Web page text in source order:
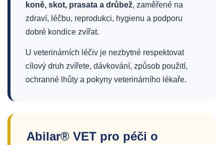
koně, skot, prasata a drůbež, zaměřené na
zdraví, léčbu, reprodukci, hygienu a podporu
dobré kondice zvířat.
U veterinárních léčiv je nezbytné respektovat
cílový druh zvířete, dávkování, způsob použití,
ochranné lhůty a pokyny veterinárního lékaře.
Abilar® VET pro péči o